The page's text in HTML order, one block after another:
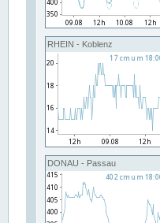
RHEIN - Koblenz
DONAU - Passau